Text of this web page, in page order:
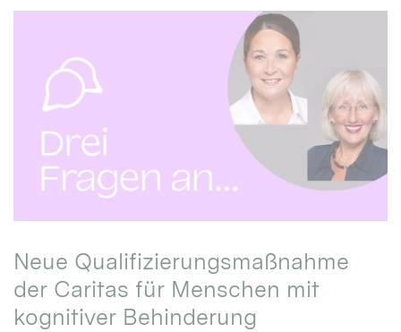
Neue Qualifizierungsmaßnahme
der Caritas für Menschen mit
kognitiver Behinderung